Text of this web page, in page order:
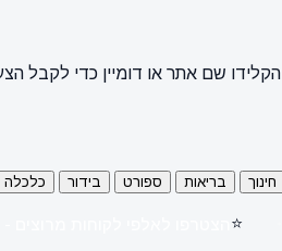
הקלידו שם אתר או דומיין כדי לקבל
חינוך בריאות ספורט בידור כלכלה
⭐